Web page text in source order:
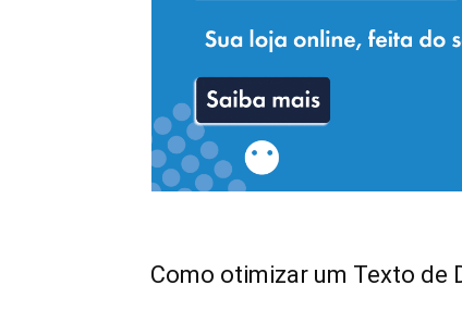
Como otimizar um Texto de